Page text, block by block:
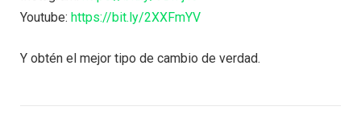
Youtube: https://bit.ly/2XXFmYV
Y obtén el mejor tipo de cambio de verdad.